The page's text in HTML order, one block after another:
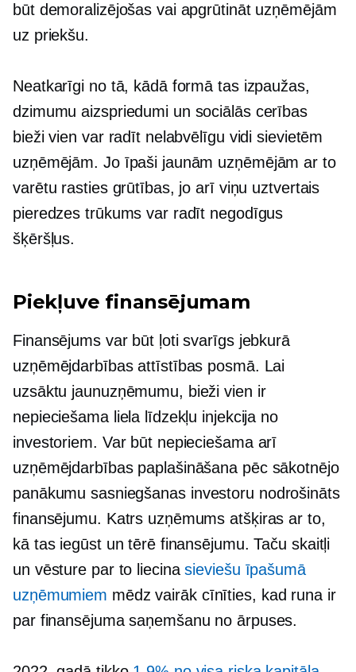
būt demoralizējošas vai apgrūtināt uzņēmējām
uz priekšu.
Neatkarīgi no tā, kādā formā tas izpaužas,
dzimumu aizspriedumi un sociālās cerības
bieži vien var radīt nelabvēlīgu vidi sievietēm
uzņēmējām. Jo īpaši jaunām uzņēmējām ar to
varētu rasties grūtības, jo arī viņu uztvertais
pieredzes trūkums var radīt negodīgus
šķēršļus.
Piekļuve finansējumam
Finansējums var būt ļoti svarīgs jebkurā
uzņēmējdarbības attīstības posmā. Lai
uzsāktu jaunuzņēmumu, bieži vien ir
nepieciešama liela līdzekļu injekcija no
investoriem. Var būt nepieciešama arī
uzņēmējdarbības paplašināšana pēc sākotnējo
panākumu sasniegšanas investoru nodrošināts
finansējumu. Katrs uzņēmums atšķiras ar to,
kā tas iegūst un tērē finansējumu. Taču skaitļi
un vēsture par to liecinasieviešu īpašumā
uzņēmumiem mēdz vairāk cīnīties, kad runa ir
par finansējuma saņemšanu no ārpuses.